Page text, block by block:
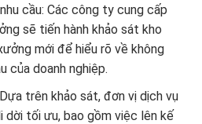
cầu: Các công ty cung cấp
sẽ tiến hành khảo sát kho
mới để hiểu rõ về không
của doanh nghiệp.
trên khảo sát, đơn vị dịch vụ
dời tối ưu, bao gồm việc lên kế